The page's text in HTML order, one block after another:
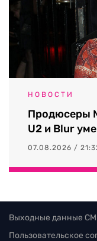
НОВОСТИ
Продюсеры
U2 и Blur
07.08.2026 /
Выходные данные
Пользовательское